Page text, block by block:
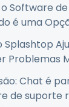
Software
é uma
Splashtop
Problemas
Chat é
de suporte